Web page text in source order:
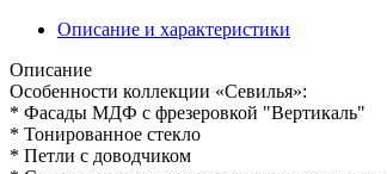
Описание и характеристики
Описание
Особенности коллекции «Севилья»:
* Фасады МДФ с фрезеровкой "Вертикаль"
* Тонированное стекло
* Петли с доводчиком